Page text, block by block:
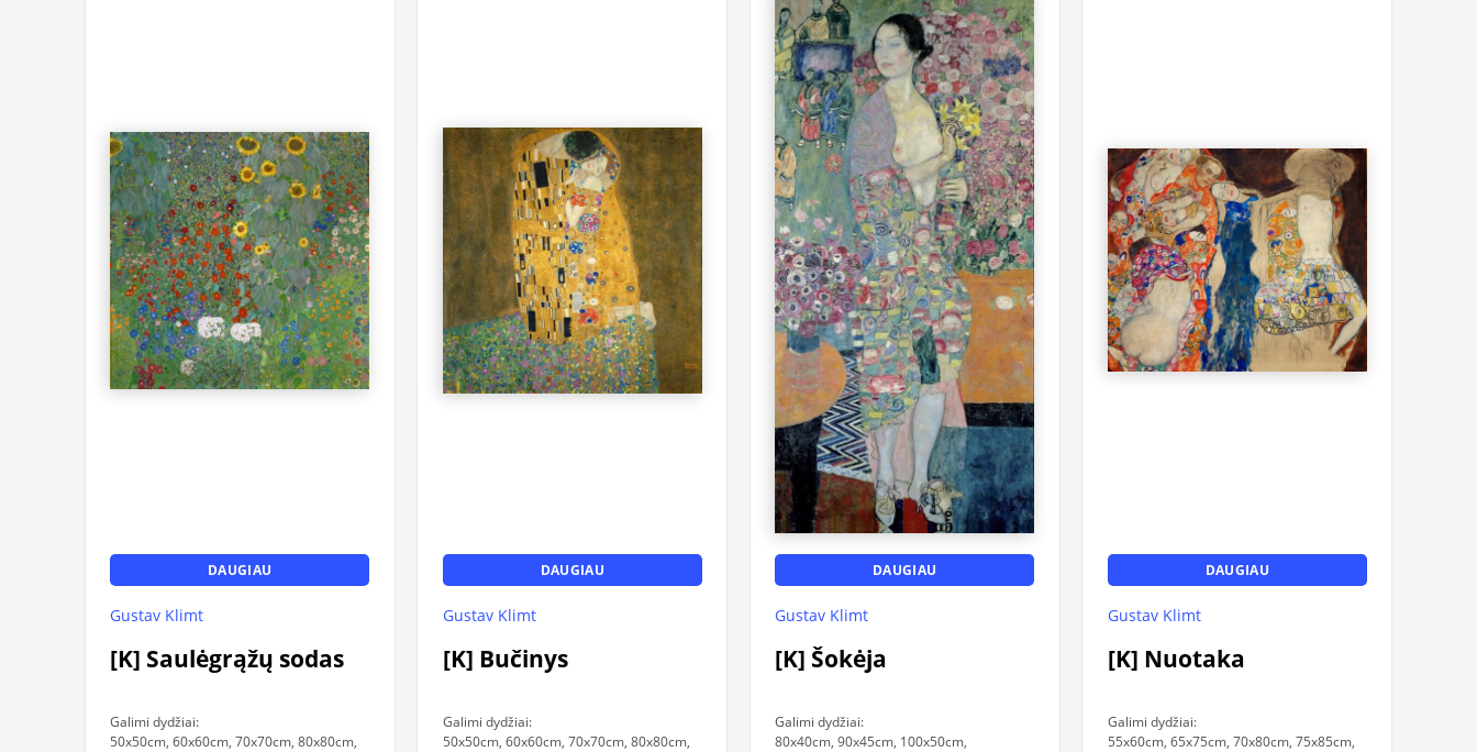
DAUGIAU
Gustav Klimt
[K] Saulėgrąžų sodas
Galimi dydžiai:
50x50cm, 60x60cm, 70x70cm, 80x80cm,
DAUGIAU
Gustav Klimt
[K] Bučinys
Galimi dydžiai:
50x50cm, 60x60cm, 70x70cm, 80x80cm,
DAUGIAU
Gustav Klimt
[K] Šokėja
Galimi dydžiai:
80x40cm, 90x45cm, 100x50cm,
DAUGIAU
Gustav Klimt
[K] Nuotaka
Galimi dydžiai:
55x60cm, 65x75cm, 70x80cm, 75x85cm,